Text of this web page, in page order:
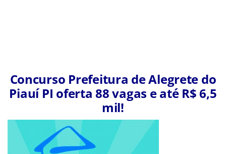
Concurso Prefeitura de Alegrete do
Piauí PI oferta 88 vagas e até R$ 6,5
mil!